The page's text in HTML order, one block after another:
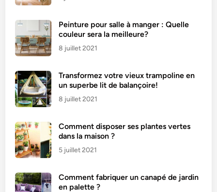
Peinture pour salle à manger : Quelle
couleur sera la meilleure?
8 juillet 2021
Transformez votre vieux trampoline en
un superbe lit de balançoire!
8 juillet 2021
Comment disposer ses plantes vertes
dans la maison ?
5 juillet 2021
Comment fabriquer un canapé de jardin
en palette ?